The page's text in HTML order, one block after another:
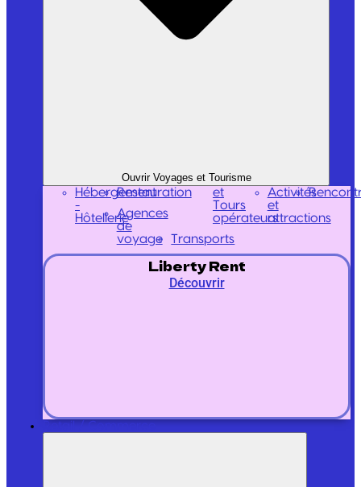
Ouvrir Voyages et Tourisme
Hébergement
-
Hôtellerie
Restauration
Agences
de
voyage
et
Tours
opérateurs
Transports
Activités
et
attractions
Liberty Rent
Découvrir
Retail / Commerce